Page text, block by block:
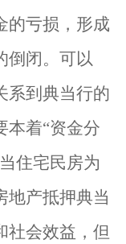
的亏损，形成
倒闭。可以
系到典当行的
本着“资金分
住宅民房为
地产抵押典当
社会效益，但